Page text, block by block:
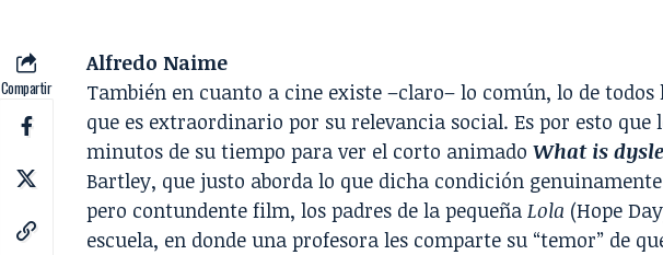
Compartir
Alfredo Naime
También en cuanto a cine existe –claro– lo común, lo de todos
que es extraordinario por su relevancia social. Es por esto que
minutos de su tiempo para ver el corto animado What is
Bartley, que justo aborda lo que dicha condición genuinamente
pero contundente film, los padres de la pequeña Lola (Hope
escuela, en donde una profesora les comparte su “temor” de